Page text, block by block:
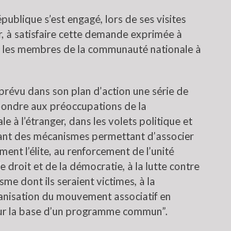
s’est engagé, lors de ses visites
à satisfaire cette demande exprimée à
membres de la communauté nationale à
dans son plan d’action une série de
aux préoccupations de la
à l’étranger, dans les volets politique et
des mécanismes permettant d’associer
l’élite, au renforcement de l’unité
droit et de la démocratie, à la lutte contre
dont ils seraient victimes, à la
du mouvement associatif en
la base d’un programme commun”.